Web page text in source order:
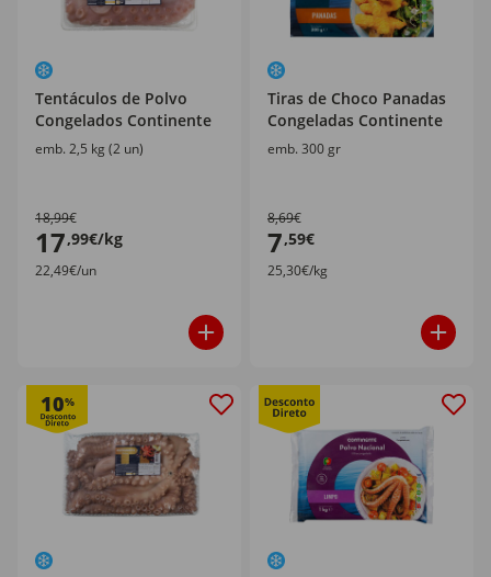
Tentáculos de Polvo
Congelados Continente
emb. 2,5 kg (2 un)
18,99€
17,99€/kg
22,49€/un
Tiras de Choco Panadas
Congeladas Continente
emb. 300 gr
8,69€
7,59€
25,30€/kg
10%